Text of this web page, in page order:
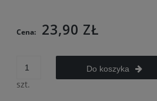
Cena: 23,90 ZŁ
szt.
Do koszyka